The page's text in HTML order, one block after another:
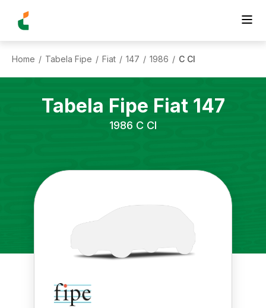
Home / Tabela Fipe / Fiat / 147 / 1986 / C Cl
Tabela Fipe Fiat 147
1986 C Cl